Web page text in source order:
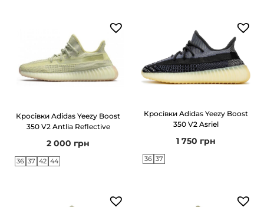
Кросівки Adidas Yeezy Boost
350 V2 Antlia Reflective
2 000 грн
36 37 42 44
Кросівки Adidas Yeezy Boost
350 V2 Asriel
1 750 грн
36 37